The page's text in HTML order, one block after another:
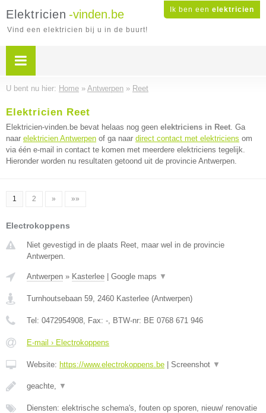
Ik ben een elektricien
Elektricien -vinden.be
Vind een elektricien bij u in de buurt!
U bent nu hier: Home » Antwerpen » Reet
Elektricien Reet
Elektricien-vinden.be bevat helaas nog geen elektriciens in Reet. Ga
naar elektricien Antwerpen of ga naar direct contact met elektriciens om
via één e-mail in contact te komen met meerdere elektriciens tegelijk.
Hieronder worden nu resultaten getoond uit de provincie Antwerpen.
1 2 » »»
Electrokoppens
Niet gevestigd in de plaats Reet, maar wel in de provincie
Antwerpen.
Antwerpen » Kasterlee Google maps ▼
Turnhoutsebaan 59, 2460 Kasterlee (Antwerpen)
Tel: 0472954908, Fax: -, BTW-nr: BE 0768 671 946
E-mail › Electrokoppens
Website: https://www.electrokoppens.be Screenshot ▼
geachte, ▼
Diensten: elektrische schema's, fouten op sporen, nieuw/ renovatie